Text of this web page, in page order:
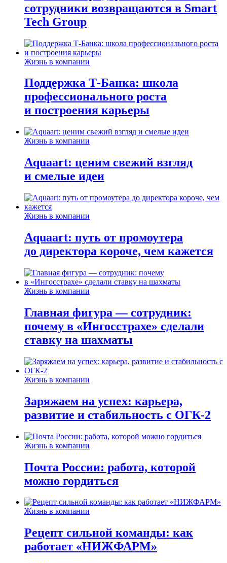
сотрудники возвращаются в Smart
Tech Group
Жизнь в компании
Поддержка Т-Банка: школа
профессионального роста
и построения карьеры
Жизнь в компании
Aquaart: ценим свежий взгляд
и смелые идеи
Жизнь в компании
Aquaart: путь от промоутера
до директора короче, чем кажется
Жизнь в компании
Главная фигура — сотрудник:
почему в «Ингосстрахе» сделали
ставку на шахматы
Жизнь в компании
Заряжаем на успех: карьера,
развитие и стабильность c ОГК-2
Жизнь в компании
Почта России: работа, которой
можно гордиться
Жизнь в компании
Рецепт сильной команды: как
работает «НИЖФАРМ»